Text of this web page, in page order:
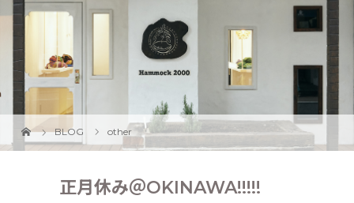
BLOG other
正月休み＠OKINAWA!!!!!